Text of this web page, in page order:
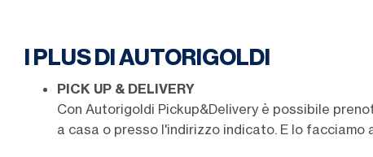
I PLUS DI AUTORIGOLDI
PICK UP & DELIVERY
Con Autorigoldi Pickup&Delivery è possibile
a casa o presso l'indirizzo indicato. E lo facciamo